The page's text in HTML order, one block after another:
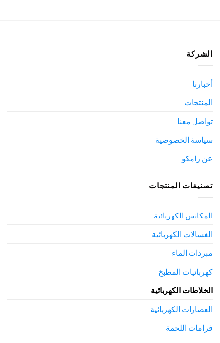
الشركة
أخبارنا
المنتجات
تواصل معنا
سياسة الخصوصية
عن رامكو
تصنيفات المنتجات
المكانس الكهربائية
الغسالات الكهربائية
مبردات الماء
كهربائيات المطبخ
الخلاطات الكهربائية
العصارات الكهربائية
فرامات اللحمة